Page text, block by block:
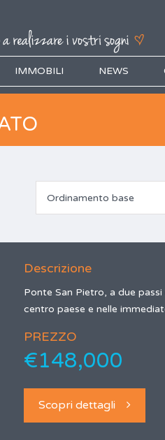
IMMOBILI NEWS
Ordinamento base
Descrizione
Ponte San Pietro, a due passi
centro paese e nelle
PREZZO
€148,000
Scopri dettagli